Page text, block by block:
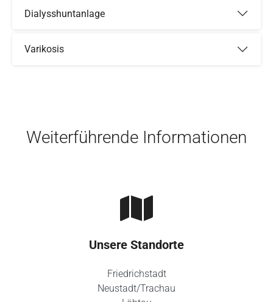
Dialysshuntanlage
Varikosis
Weiterführende Informationen
Unsere Standorte
Friedrichstadt
Neustadt/Trachau